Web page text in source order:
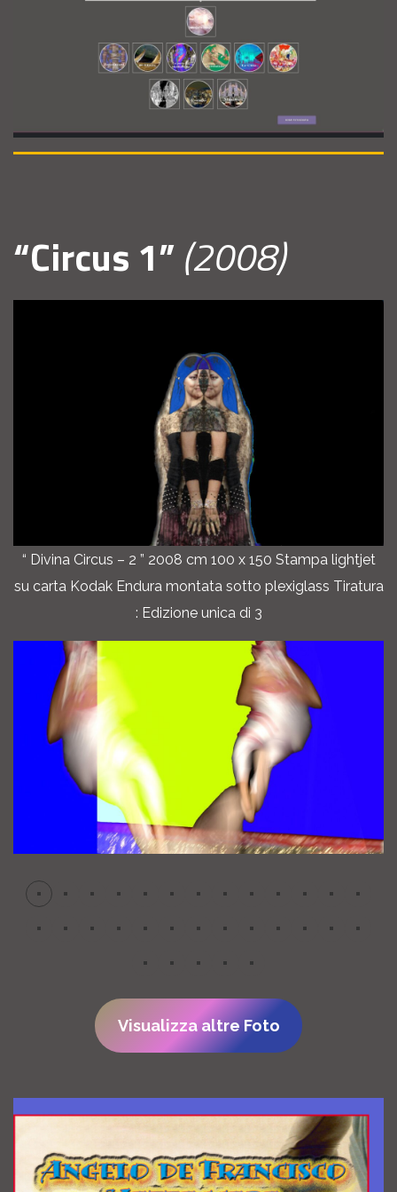
“Circus 1”(2008)
“ Divina Circus – 2 ” 2008 cm 100 x 150 Stampa lightjet
su carta Kodak Endura montata sotto plexiglass Tiratura
: Edizione unica di 3
Visualizza altre Foto